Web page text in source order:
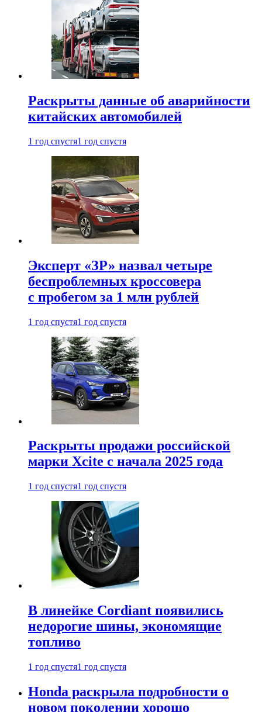
Раскрыты данные об аварийности
китайских автомобилей
1 год спустя1 год спустя
Эксперт «ЗР» назвал четыре
беспроблемных кроссовера
с пробегом за 1 млн рублей
1 год спустя1 год спустя
Раскрыты продажи российской
марки Xcite с начала 2025 года
1 год спустя1 год спустя
В линейке Cordiant появились
недорогие шины, экономящие
топливо
1 год спустя1 год спустя
Honda раскрыла подробности о
новом поколении хорошо